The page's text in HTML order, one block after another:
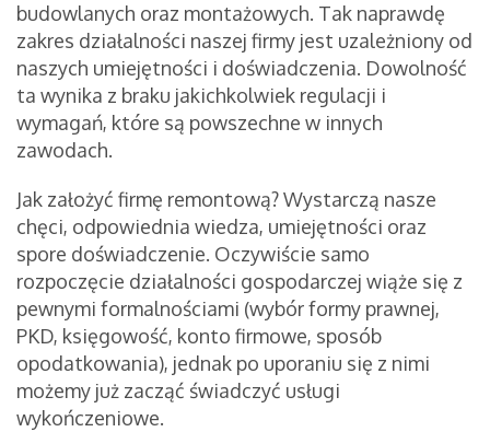
budowlanych oraz montażowych. Tak naprawdę
zakres działalności naszej firmy jest uzależniony od
naszych umiejętności i doświadczenia. Dowolność
ta wynika z braku jakichkolwiek regulacji i
wymagań, które są powszechne w innych
zawodach.
Jak założyć firmę remontową? Wystarczą nasze
chęci, odpowiednia wiedza, umiejętności oraz
spore doświadczenie. Oczywiście samo
rozpoczęcie działalności gospodarczej wiąże się z
pewnymi formalnościami (wybór formy prawnej,
PKD, księgowość, konto firmowe, sposób
opodatkowania), jednak po uporaniu się z nimi
możemy już zacząć świadczyć usługi
wykończeniowe.